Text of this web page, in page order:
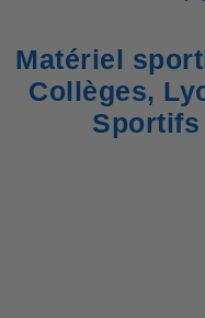
Matériel
Collèges,